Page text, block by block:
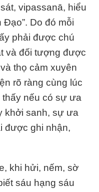
vipassanā, hiểu
Ðạo”. Do đó mỗi
phải được chú
và đối tượng được
thọ cảm xuyên
rõ ràng cùng lúc
thấy nếu có sự ưa
khởi sanh, sự ưa
được ghi nhận,
khi hửi, nếm, sờ
sáu hạng sáu